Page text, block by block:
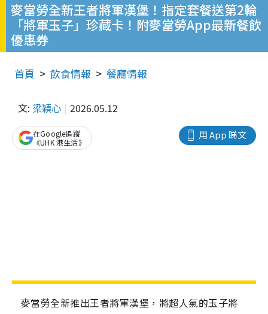
麥當勞全新王者將軍漢堡！指定套餐送第2輪
「將軍玉子」珍藏卡！附麥當勞App最新餐飲
優惠券
首頁 飲食情報 餐廳情報
文: 梁穎心 2026.05.12
用 App 睇文
在Google追蹤
《UHK 港生活》
麥當勞全新推出王者將軍漢堡，將超人氣的玉子將